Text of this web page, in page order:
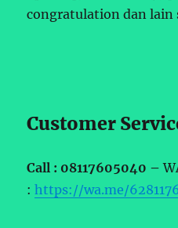
congratulation dan lain
Customer
Call : 08117605040 –
:https://wa.me/